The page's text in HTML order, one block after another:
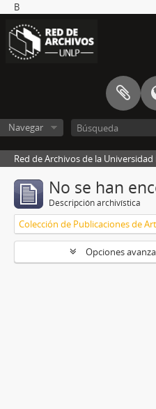
B
Navegar
Red de Archivos de la
No se han
Descripción archivística
Opciones